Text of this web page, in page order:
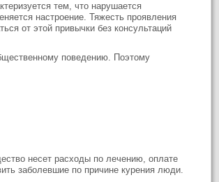
тем, что нарушается
настроение. Тяжесть проявления
от этой привычки без консультаций
поведению. Поэтому
несет расходы по лечению, оплате
заболевшие по причине курения люди.